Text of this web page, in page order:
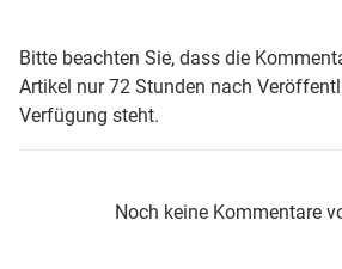
Bitte beachten Sie, dass die
Artikel nur 72 Stunden nach
Verfügung steht.
Noch keine Kommentare